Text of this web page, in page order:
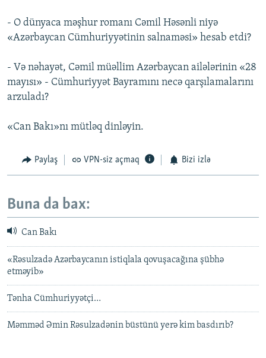
- O dünyaca məşhur romanı Cəmil Həsənli niyə
«Azərbaycan Cümhuriyyətinin salnaməsi» hesab etdi?
- Və nəhayət, Cəmil müəllim Azərbaycan ailələrinin «28
mayısı» - Cümhuriyyət Bayramını necə qarşılamalarını
arzuladı?
«Can Bakı»nı mütləq dinləyin.
Paylaş VPN-siz açmaq Bizi izlə
Buna da bax:
Can Bakı
«Rəsulzadə Azərbaycanın istiqlala qovuşacağına şübhə
etməyib»
Tənha Cümhuriyyətçi…
Məmməd Əmin Rəsulzadənin büstünü yerə kim basdırıb?